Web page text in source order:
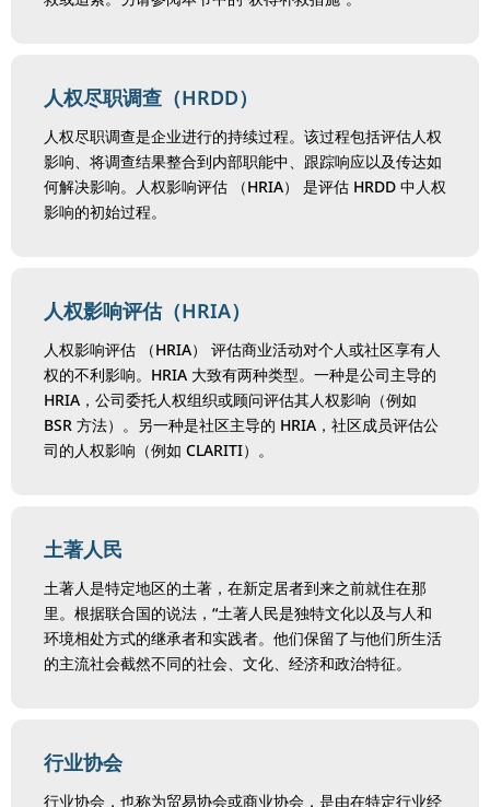
人权尽职调查（HRDD）
人权尽职调查是企业进行的持续过程。该过程包括评估人权
影响、将调查结果整合到内部职能中、跟踪响应以及传达如
何解决影响。人权影响评估 （HRIA） 是评估 HRDD 中人权
影响的初始过程。
人权影响评估（HRIA）
人权影响评估 （HRIA） 评估商业活动对个人或社区享有人
权的不利影响。HRIA 大致有两种类型。一种是公司主导的
HRIA，公司委托人权组织或顾问评估其人权影响（例如
BSR 方法）。另一种是社区主导的 HRIA，社区成员评估公
司的人权影响（例如 CLARITI）。
土著人民
土著人是特定地区的土著，在新定居者到来之前就住在那
里。根据联合国的说法，“土著人民是独特文化以及与人和
环境相处方式的继承者和实践者。他们保留了与他们所生活
的主流社会截然不同的社会、文化、经济和政治特征。
行业协会
行业协会，也称为贸易协会或商业协会，是由在特定行业经